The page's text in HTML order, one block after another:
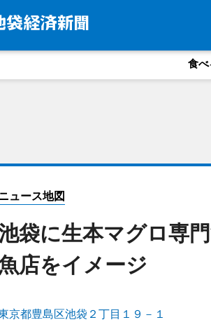
食べ
ュース地図
袋に生本マグロ専
店をイメージ
京都豊島区池袋２丁目１９－１